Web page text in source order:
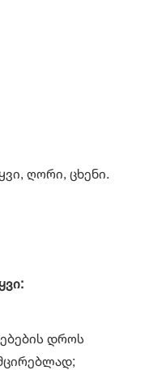
ღორი, ცხენი.
დროს